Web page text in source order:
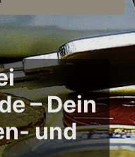
– Dein
und